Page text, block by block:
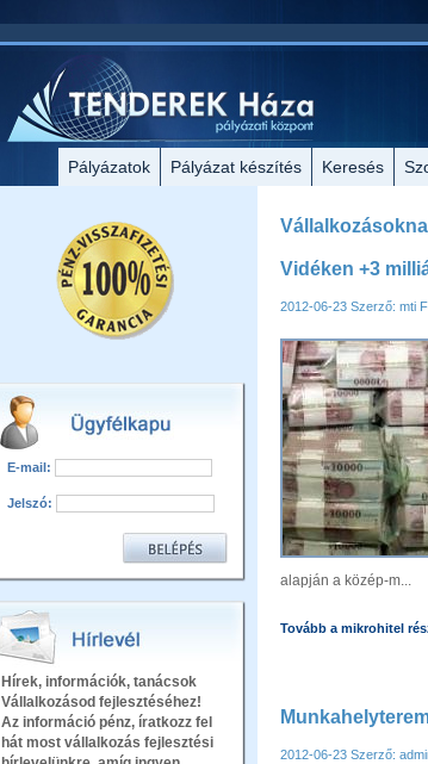
Pályázatok Pályázat készítés Keresés
E-mail:
Jelszó:
Hírek, információk, tanácsok
Vállalkozásod fejlesztéséhez!
Az információ pénz, íratkozz fel
hát most vállalkozás fejlesztési
Vidéken +3
2012-06-23 Szerző: mti
alapján a közép-m...
Tovább a mikrohitel
2012-06-23 Szerző: